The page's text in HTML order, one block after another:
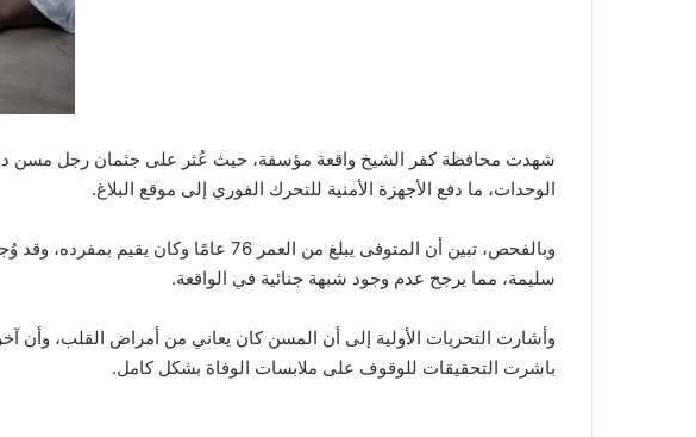
شهدت محافظة كفر الشيخ واقعة مؤسفة، حيث عُثر على جثمان رجل مسن داخل
الوحدات، ما دفع الأجهزة الأمنية للتحرك الفوري إلى موقع البلاغ.
وبالفحص، تبين أن المتوفى يبلغ من
سليمة، مما يرجح عدم وجود شبهة جنائية في الواقعة.
وأشارت التحريات الأولية إلى أن المسن كان يعاني من أمراض القلب، وأن
باشرت التحقيقات للوقوف على ملابسات الوفاة بشكل كامل.